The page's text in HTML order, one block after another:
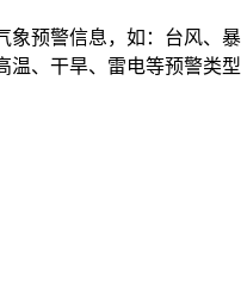
象预警信息，如：台风、暴
温、干旱、雷电等预警类型